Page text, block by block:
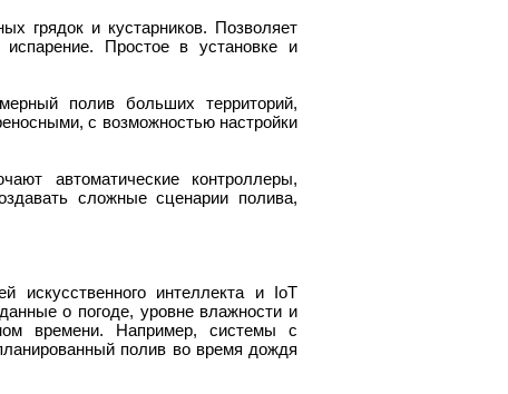
грядок и кустарников. Позволяет
Простое в установке и
полив больших территорий,
с возможностью настройки
автоматические контроллеры,
сложные сценарии полива,
искусственного интеллекта и IoT
о погоде, уровне влажности и
времени. Например, системы с
полив во время дождя